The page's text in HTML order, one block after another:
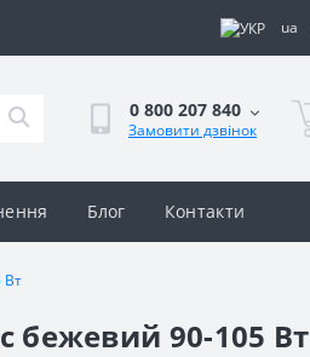
ua
0 800 207 840
Замовити дзвінок
Блог Контакти
Вт
бежевий 90-105 Вт